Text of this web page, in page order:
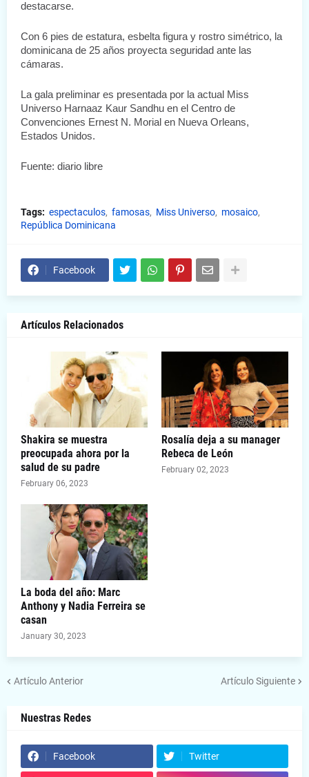
destacarse.
Con 6 pies de estatura, esbelta figura y rostro simétrico, la
dominicana de 25 años proyecta seguridad ante las
cámaras.
La gala preliminar es presentada por la actual Miss
Universo Harnaaz Kaur Sandhu en el Centro de
Convenciones Ernest N. Morial en Nueva Orleans,
Estados Unidos.
Fuente: diario libre
Tags: espectaculos famosas Miss Universo
mosaico
República Dominicana
Facebook
Artículos Relacionados
Shakira se muestra
preocupada ahora por la
salud de su padre
February 06, 2023
Rosalía deja a su manager
Rebeca de León
February 02, 2023
La boda del año: Marc
Anthony y Nadia Ferreira se
casan
January 30, 2023
Artículo Anterior Artículo Siguiente
Nuestras Redes
Facebook Twitter